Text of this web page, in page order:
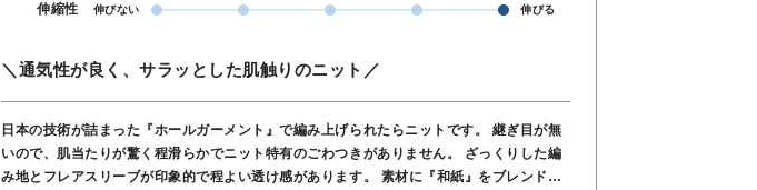
伸縮性 伸びない 伸びる
＼通気性が良く、サラッとした肌触りのニット／
日本の技術が詰まった『ホールガーメント』で編み上げられたらニットです。 継ぎ目が無
いので、肌当たりが驚く程滑らかでニット特有のごわつきがありません。 ざっくりした編
み地とフレアスリーブが印象的で程よい透け感があります。 素材に『和紙』をブレンドし